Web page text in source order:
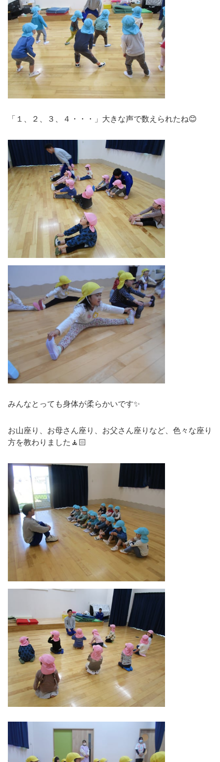
「１、２、３、４・・・」大きな声で数えられたね😊
みんなとっても身体が柔らかいです✨
お山座り、お母さん座り、お父さん座りなど、色々な座り
方を教わりました🧘🏻